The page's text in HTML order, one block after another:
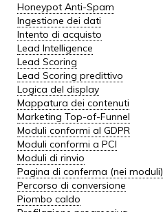
Honeypot Anti-Spam
Ingestione dei dati
Intento di acquisto
Lead Intelligence
Lead Scoring
Lead Scoring predittivo
Logica del display
Mappatura dei contenuti
Marketing Top-of-Funnel
Moduli conformi al GDPR
Moduli conformi a PCI
Moduli di rinvio
Pagina di conferma (nei moduli)
Percorso di conversione
Piombo caldo